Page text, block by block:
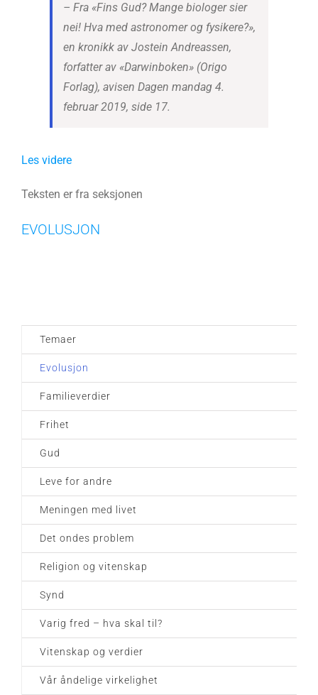
– Fra «Fins Gud? Mange biologer sier
nei! Hva med astronomer og fysikere?»,
en kronikk av Jostein Andreassen,
forfatter av «Darwinboken» (Origo
Forlag), avisen Dagen mandag 4.
februar 2019, side 17.
Les videre
Teksten er fra seksjonen
EVOLUSJON
Temaer
Evolusjon
Familieverdier
Frihet
Gud
Leve for andre
Meningen med livet
Det ondes problem
Religion og vitenskap
Synd
Varig fred – hva skal til?
Vitenskap og verdier
Vår åndelige virkelighet